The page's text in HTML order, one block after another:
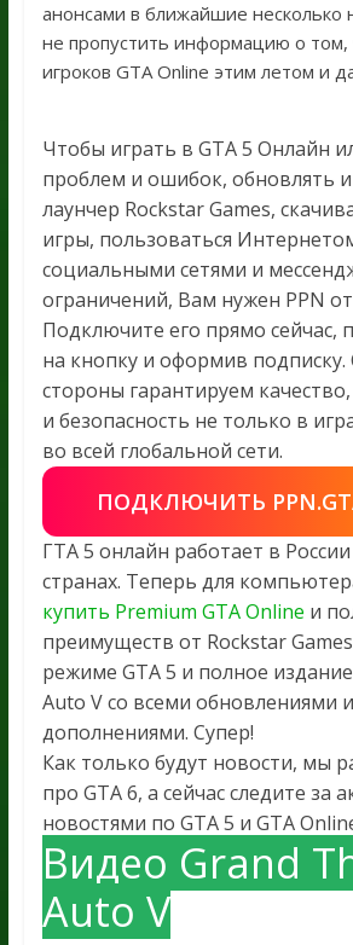
анонсами в ближайшие несколько
не пропустить информацию о
игроков GTA Online этим летом и
Чтобы играть в GTA 5 Онлайн
проблем и ошибок, обновлять и
лаунчер Rockstar Games,
игры, пользоваться
социальными сетями и
ограничений, Вам нужен PPN от
Подключите его прямо сейчас,
на кнопку и оформив подписку.
стороны гарантируем
и безопасность не только в
во всей глобальной сети.
ПОДКЛЮЧИТЬ
ГТА 5 онлайн работает в
странах. Теперь для
купить Premium GTA Online и
преимуществ от Rockstar
режиме GTA 5 и полное
Auto V со всеми обновлениями и
дополнениями. Супер!
Как только будут новости, мы
про GTA 6, а сейчас следите за
новостями по GTA 5 и GTA
Видео Grand
Auto V